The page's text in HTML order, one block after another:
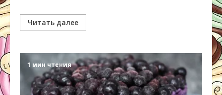
Читать далее
1 мин чтения